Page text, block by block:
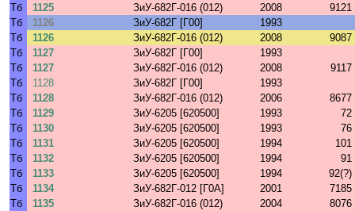
Тб
1125 ЗиУ-682Г-016 (012) 2008
9121
Тб
1126 ЗиУ-682Г [Г00]
1993
Тб
1126 ЗиУ-682Г-016 (012) 2008
9087
Тб
1127 ЗиУ-682Г [Г00]
1993
Тб
1127 ЗиУ-682Г-016 (012) 2008
9117
Тб
1128 ЗиУ-682Г [Г00]
1993
Тб
1128 ЗиУ-682Г-016 (012) 2006
8677
Тб
1129 ЗиУ-6205 [620500] 1993
72
Тб
1130 ЗиУ-6205 [620500] 1993
76
Тб
1131 ЗиУ-6205 [620500] 1994
101
Тб
1132 ЗиУ-6205 [620500] 1994
91
Тб
1133 ЗиУ-6205 [620500] 1994
92(?)
Тб
1134 ЗиУ-682Г-012 [Г0А] 2001
7185
Тб
1135 ЗиУ-682Г-016 (012) 2004
8076